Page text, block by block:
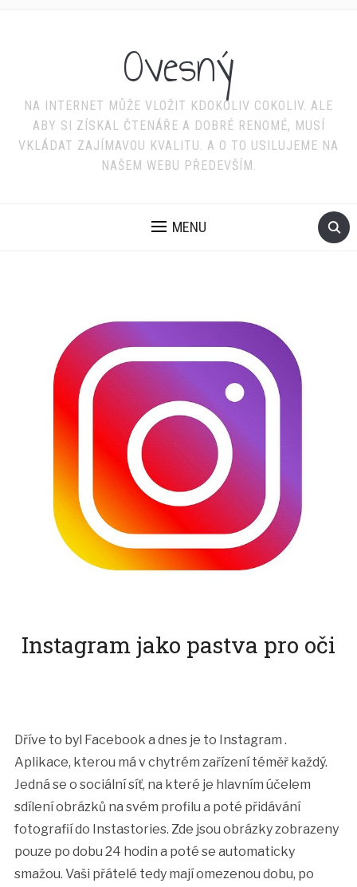
Ovesný
NA INTERNET MŮŽE VLOŽIT KDOKOLIV COKOLIV. ALE
ABY SI ZÍSKAL ČTENÁŘE A DOBRÉ RENOMÉ, MUSÍ
VKLÁDAT ZAJÍMAVOU KVALITU. A O TO USILUJEME NA
NAŠEM WEBU PŘEDEVŠÍM.
MENU
Instagram jako pastva pro oči
Dříve to byl Facebook a dnes je to Instagram .
Aplikace, kterou má v chytrém zařízení téměř každý.
Jedná se o sociální síť, na které je hlavním účelem
sdílení obrázků na svém profilu a poté přidávání
fotografií do Instastories. Zde jsou obrázky zobrazeny
pouze po dobu 24 hodin a poté se automaticky
smažou. Vaši přátelé tedy mají omezenou dobu, po